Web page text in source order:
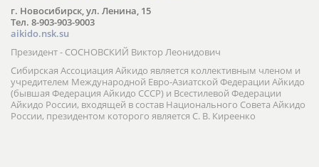
г. Новосибирск, ул. Ленина, 15
Тел. 8-903-903-9003
aikido.nsk.su
Президент - СОСНОВСКИЙ Виктор Леонидович
Сибирская Ассоциация Айкидо является коллективным членом и
учредителем Международной Евро-Азиатской Федерации Айкидо
(бывшая Федерация Айкидо СССР) и Всестилевой Федерации
Айкидо России, входящей в состав Национального Совета Айкидо
России, президентом которого является С. В. Киреенко